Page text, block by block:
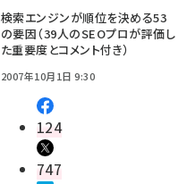
検索エンジンが順位を決める53
の要因（39人のSEOプロが評価し
た重要度とコメント付き）
2007年10月1日 9:30
124
747